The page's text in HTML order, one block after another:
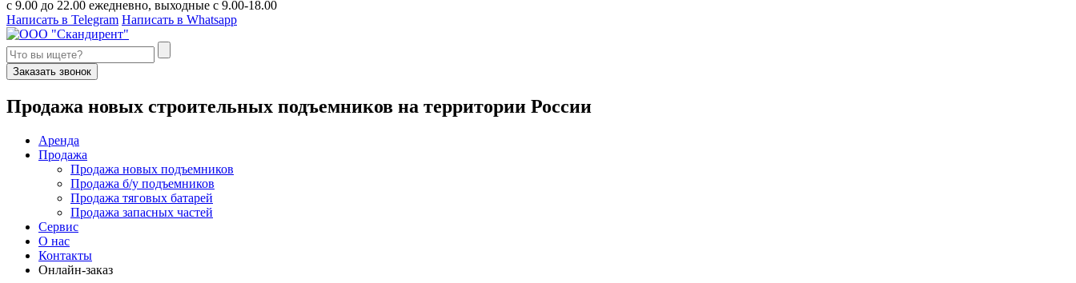
с 9.00 до 22.00 ежедневно, выходные с 9.00-18.00
Написать в Telegram Написать в Whatsapp
Заказать звонок
Продажа новых строительных подъемников на территории России
Аренда
Продажа
Продажа новых подъемников
Продажа б/у подъемников
Продажа тяговых батарей
Продажа запасных частей
Сервис
О нас
Контакты
Онлайн-заказ